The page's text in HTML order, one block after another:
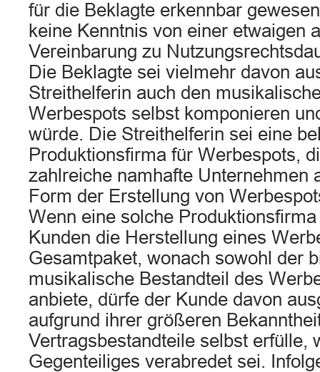
für die Beklagte erkennbar
keine Kenntnis von einer etwaigen
Vereinbarung zu
Die Beklagte sei vielmehr davon
Streithelferin auch den
Werbespots selbst komponieren
würde. Die Streithelferin sei eine
Produktionsfirma für Werbespots,
zahlreiche namhafte Unternehmen
Form der Erstellung von
Wenn eine solche
Kunden die Herstellung eines
Gesamtpaket, wonach sowohl der
musikalische Bestandteil des
anbiete, dürfe der Kunde davon
aufgrund ihrer größeren
Vertragsbestandteile selbst erfülle,
Gegenteiliges verabredet sei.